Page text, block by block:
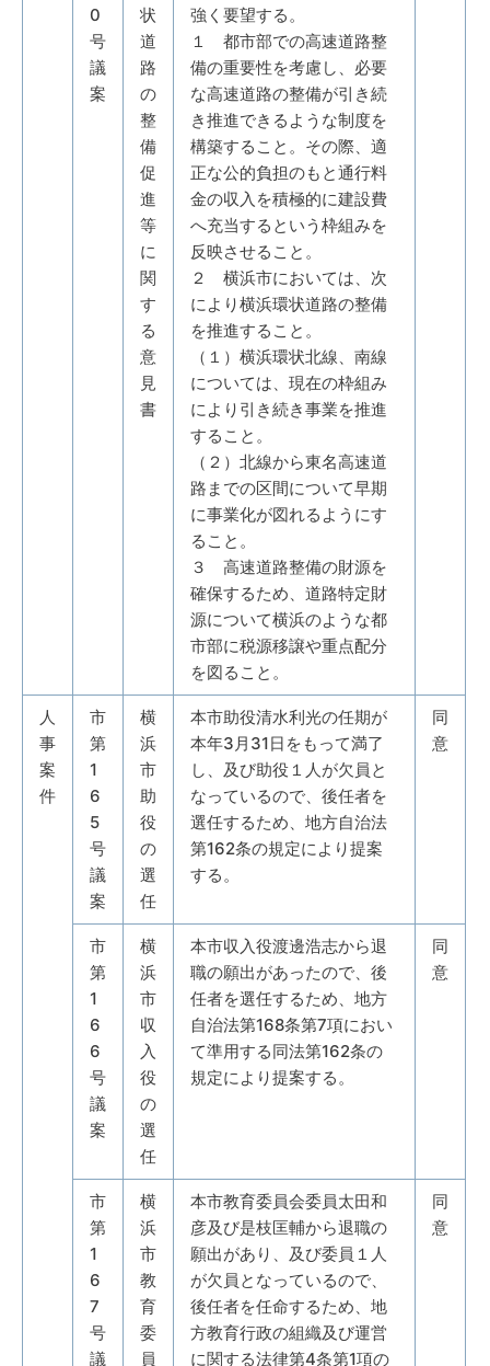
0
号
議
案
状
道
路
の
整
備
促
進
等
に
関
す
る
意
見
書
強く要望する。
１ 都市部での高速道路整
備の重要性を考慮し、必要
な高速道路の整備が引き続
き推進できるような制度を
構築すること。その際、適
正な公的負担のもと通行料
金の収入を積極的に建設費
へ充当するという枠組みを
反映させること。
２ 横浜市においては、次
により横浜環状道路の整備
を推進すること。
（１）横浜環状北線、南線
については、現在の枠組み
により引き続き事業を推進
すること。
（２）北線から東名高速道
路までの区間について早期
に事業化が図れるようにす
ること。
３ 高速道路整備の財源を
確保するため、道路特定財
源について横浜のような都
市部に税源移譲や重点配分
を図ること。
人
事
案
件
市
第
1
6
5
号
議
案
横
浜
市
助
役
の
選
任
本市助役清水利光の任期が
本年3月31日をもって満了
し、及び助役１人が欠員と
なっているので、後任者を
選任するため、地方自治法
第162条の規定により提案
する。
同
意
市
第
1
6
6
号
議
案
横
浜
市
収
入
役
の
選
任
本市収入役渡邊浩志から退
職の願出があったので、後
任者を選任するため、地方
自治法第168条第7項におい
て準用する同法第162条の
規定により提案する。
同
意
市
第
1
6
7
号
議
横
浜
市
教
育
委
員
本市教育委員会委員太田和
彦及び是枝匡輔から退職の
願出があり、及び委員１人
が欠員となっているので、
後任者を任命するため、地
方教育行政の組織及び運営
に関する法律第4条第1項の
同
意